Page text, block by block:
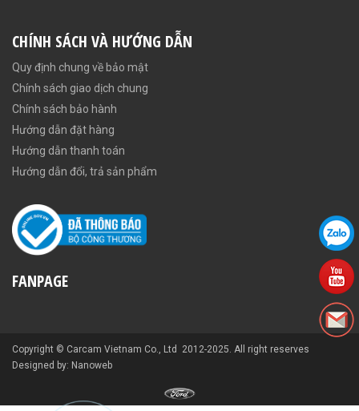
CHÍNH SÁCH VÀ HƯỚNG DẪN
Quy định chung về bảo mật
Chính sách giao dịch chung
Chính sách bảo hành
Hướng dẫn đặt hàng
Hướng dẫn thanh toán
Hướng dẫn đổi, trả sản phẩm
FANPAGE
Copyright © Carcam Vietnam Co., Ltd 2012-2025. All right reserves
Designed by: Nanoweb